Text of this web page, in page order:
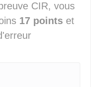
CIR, vous
17 points et